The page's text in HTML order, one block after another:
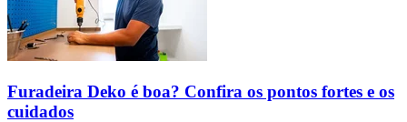
Furadeira Deko é boa? Confira os pontos fortes e os
cuidados